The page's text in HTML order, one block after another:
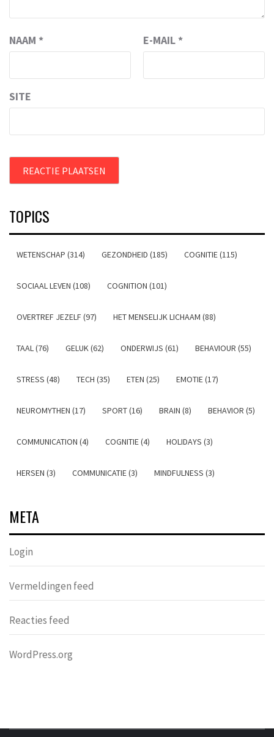
NAAM * E-MAIL *
SITE
TOPICS
WETENSCHAP (314) GEZONDHEID (185) COGNITIE (115)
SOCIAAL LEVEN (108) COGNITION (101)
OVERTREF JEZELF (97) HET MENSELIJK LICHAAM (88)
TAAL (76) GELUK (62) ONDERWIJS (61) BEHAVIOUR (55)
STRESS (48) TECH (35) ETEN (25) EMOTIE (17)
NEUROMYTHEN (17) SPORT (16) BRAIN (8) BEHAVIOR (5)
COMMUNICATION (4) COGNITIE (4) HOLIDAYS (3)
HERSEN (3) COMMUNICATIE (3) MINDFULNESS (3)
META
Login
Vermeldingen feed
Reacties feed
WordPress.org